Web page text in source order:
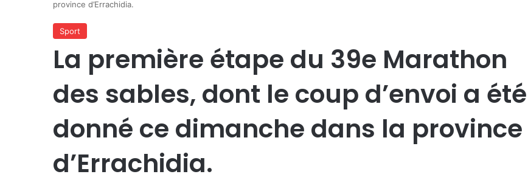
province d’Errachidia.
Sport
La première étape du 39e Marathon
des sables, dont le coup d’envoi a été
donné ce dimanche dans la province
d’Errachidia.